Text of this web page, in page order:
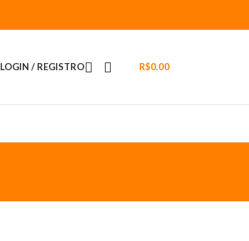
LOGIN / REGISTRO R$0.00